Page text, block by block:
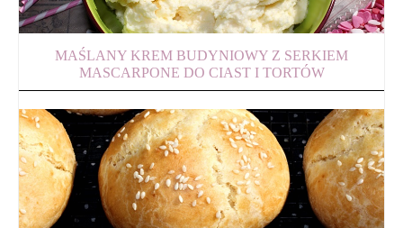
MAŚLANY KREM BUDYNIOWY Z SERKIEM
MASCARPONE DO CIAST I TORTÓW